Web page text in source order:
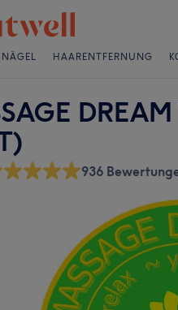
NÄGEL HAARENTFERNUNG
936